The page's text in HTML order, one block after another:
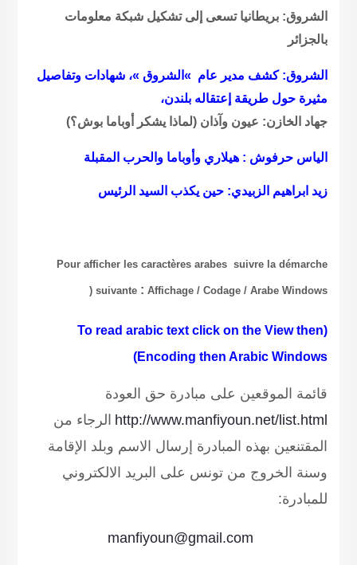
بريطانيا تسعى إلى تشكيل شبكة معلومات
كشف مدير عام »الشروق »، شهادات وتفاصيل
حول طريقة إعتقاله بلندن،
الخازن: عيون وآذان (لماذا يشكر أوباما بوش؟)
حرفوش : هيلاري وأوباما والحرب المقبلة
ابراهيم الزبيدي: حين يكذب السيد الرئيس
Pour afficher les caractères arabes suivre la
suivante:Affichage / Codage / Arabe
(
arabic text click on the View
Encoding then Arabic
الموقعين على مبادرة حق العودة
http://www.manfiyoun.net/ الرجاء من
بهذه المبادرة إرسال الاسم وبلد الإقامة
الخروج من تونس على البريد الالكتروني
manfiyoun@gmail.com